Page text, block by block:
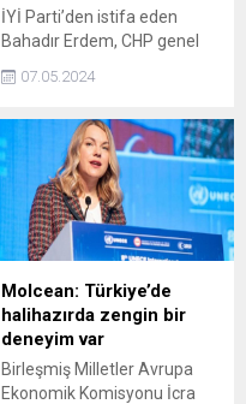
İYİ Parti’den istifa eden
Bahadır Erdem, CHP genel
sürecinde Ekrem
duyuran Erdem’in CHP’ye
katılacağı öne sürülüyor.
07.05.2024
Molcean: Türkiye’de
halihazırda zengin bir
deneyim var
Birleşmiş Milletler Avrupa
Ekonomik Komisyonu İcra